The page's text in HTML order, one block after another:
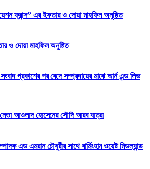
ফ্রান্স” এর ইফতার ও দোয়া মাহফিল অনুষ্ঠিত
ও দোয়া মাহফিল অনুষ্টিত
প্রকাশের পর বেদে সম্প্রদায়ের মাঝে আর্ন এন্ড লিভ
আওলাদ হোসেনের সৌদি আরব যাত্রা
এড এমরান চৌধুরীর সাথে বার্মিংহাম ওয়েষ্ট মিডল্যান্ড